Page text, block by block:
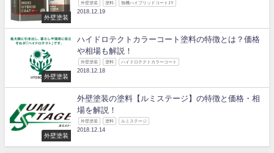
外壁塗装
外壁塗装 塗料 無機ハイブリッドコートJY
2018.12.19
外壁塗装
ハイドロテクトカラーコート塗料の特徴とは？価格
や相場も解説！
外壁塗装 塗料 ハイドロテクトカラーコート
2018.12.18
外壁塗装
外壁塗装の塗料【ルミステージ】の特徴と価格・相
場を解説！
外壁塗装 塗料 ルミステージ
2018.12.14